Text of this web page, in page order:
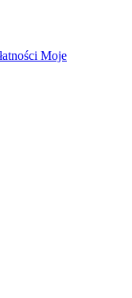
Moje